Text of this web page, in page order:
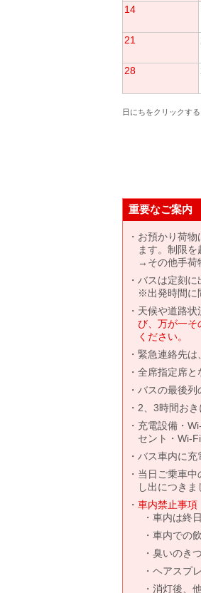
14
21
28
日にちをクリックす
重要なご案内
お預かり荷物
ます。制限を
→その他手荷
バスは定刻に
※出発時間に
天候や道路状
び、万が一そ
ください。
緊急連絡先は
全席指定席と
バスの最後列
2、3時間おき
充電設備・
セント・Wi-
バス車内に充
当日ご乗車
し出につき
車内禁止事項
車内は終
車内での
臭いのき
ヘアスプ
消灯後、